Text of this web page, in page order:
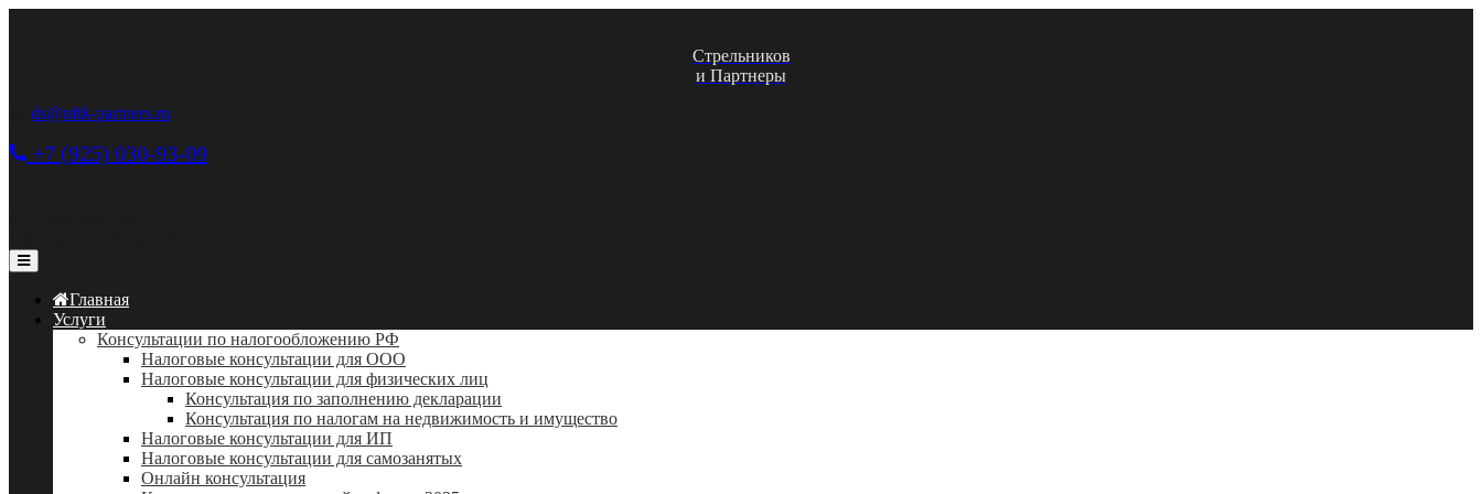
Стрельников
и Партнеры
ds@nftk-partners.ru
+7 (925) 030-93-09
Главная
Услуги
Консультации по налогообложению РФ
Налоговые консультации для ООО
Налоговые консультации для физических лиц
Консультация по заполнению декларации
Консультация по налогам на недвижимость и имущество
Налоговые консультации для ИП
Налоговые консультации для самозанятых
Онлайн консультация